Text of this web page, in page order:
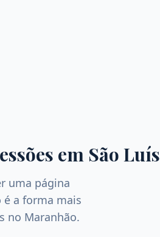
em São Luís
uma página
a forma mais
no Maranhão.